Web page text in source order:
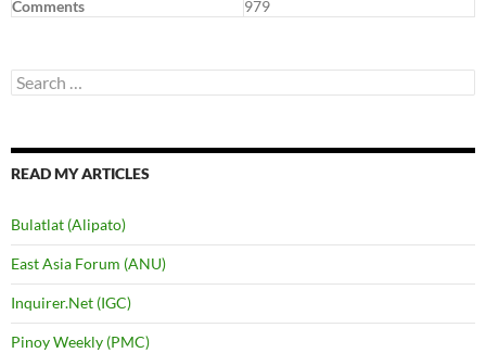
Comments
979
Search
for:
READ MY ARTICLES
Bulatlat (Alipato)
East Asia Forum (ANU)
Inquirer.Net (IGC)
Pinoy Weekly (PMC)